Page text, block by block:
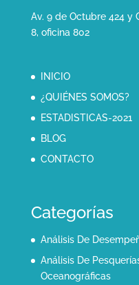
Av. 9 de Octubre 424 y
8, oficina 802
INICIO
¿QUIÉNES SOMOS?
ESTADISTICAS-2021
BLOG
CONTACTO
Categorías
Análisis De
Análisis De
Oceanográficas